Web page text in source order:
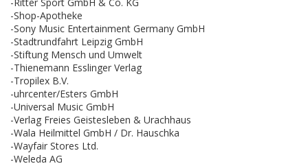
-Shop-Apotheke
-Sony Music Entertainment Germany GmbH
-Stadtrundfahrt Leipzig GmbH
-Stiftung Mensch und Umwelt
-Thienemann Esslinger Verlag
-Tropilex B.V.
-uhrcenter/Esters GmbH
-Universal Music GmbH
-Verlag Freies Geistesleben & Urachhaus
-Wala Heilmittel GmbH / Dr. Hauschka
-Wayfair Stores Ltd.
-Weleda AG